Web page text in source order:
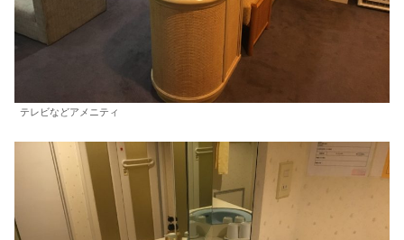
テレビなどアメニティ